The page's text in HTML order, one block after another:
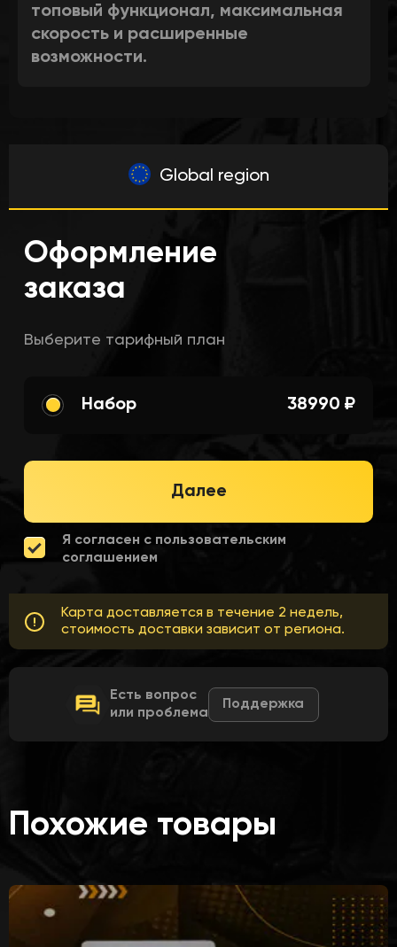
топовый функционал, максимальная
скорость и расширенные
возможности.
Global region
Оформление
заказа
Выберите тарифный план
Набор 38990 ₽
Далее
Я согласен с пользовательским
соглашением
Карта доставляется в течение 2 недель,
стоимость доставки зависит от региона.
Есть вопрос
или проблема
Поддержка
Похожие товары